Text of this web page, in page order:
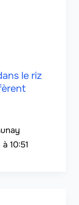
le riz
10:51